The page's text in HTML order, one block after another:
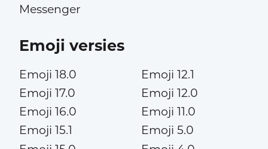
Messenger
Emoji versies
Emoji 18.0
Emoji 17.0
Emoji 16.0
Emoji 15.1
Emoji 12.1
Emoji 12.0
Emoji 11.0
Emoji 5.0